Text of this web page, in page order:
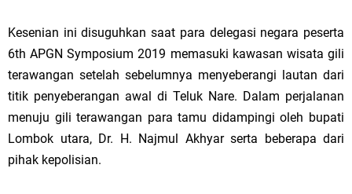
Kesenian ini disuguhkan saat para delegasi negara peserta
6th APGN Symposium 2019 memasuki kawasan wisata gili
terawangan setelah sebelumnya menyeberangi lautan dari
titik penyeberangan awal di Teluk Nare. Dalam perjalanan
menuju gili terawangan para tamu didampingi oleh bupati
Lombok utara, Dr. H. Najmul Akhyar serta beberapa dari
pihak kepolisian.